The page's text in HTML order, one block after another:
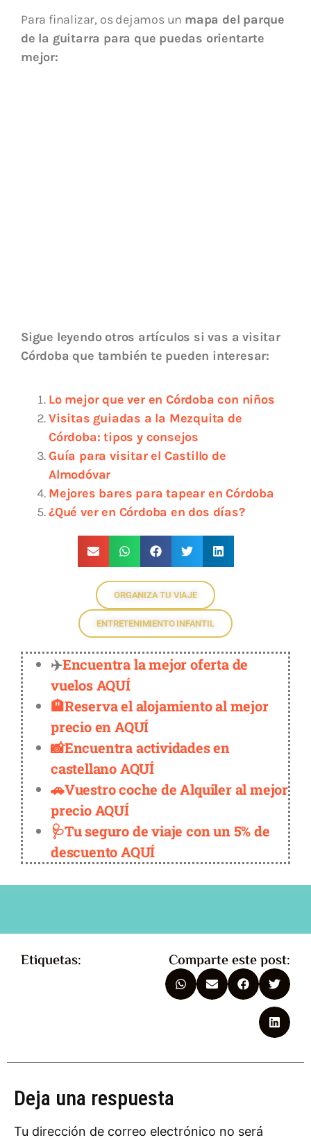
Para finalizar, os dejamos un mapa del parque
de la guitarra para que puedas orientarte
mejor:
Sigue leyendo otros artículos si vas a visitar
Córdoba que también te pueden interesar:
Lo mejor que ver en Córdoba con niños
Visitas guiadas a la Mezquita de
Córdoba: tipos y consejos
Guía para visitar el Castillo de
Almodóvar
Mejores bares para tapear en Córdoba
¿Qué ver en Córdoba en dos días?
ORGANIZA TU VIAJE
ENTRETENIMIENTO INFANTIL
✈️Encuentra la mejor oferta de
vuelos AQUÍ
🏨Reserva el alojamiento al mejor
precio en AQUÍ
📸Encuentra actividades en
castellano AQUÍ
🚗Vuestro coche de Alquiler al mejor
precio AQUÍ
🩺Tu seguro de viaje con un 5% de
descuento AQUÍ
Etiquetas: Comparte este post:
Deja una respuesta
Tu dirección de correo electrónico no será